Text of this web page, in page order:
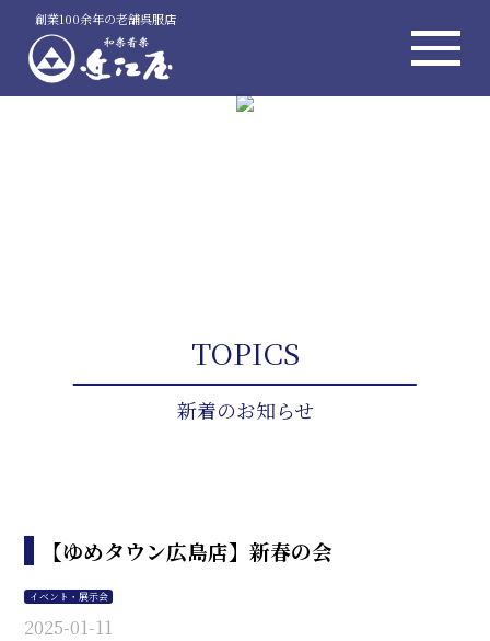
創業100余年の老舗呉服店
TOPICS
新着のお知らせ
【ゆめタウン広島店】新春の会
イベント・展示会
2025-01-11